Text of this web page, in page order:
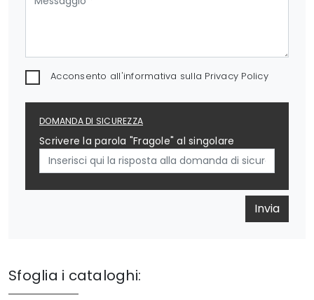
Acconsento all'informativa sulla Privacy Policy
DOMANDA DI SICUREZZA
Scrivere la parola "Fragole" al singolare
Invia
Sfoglia i cataloghi: